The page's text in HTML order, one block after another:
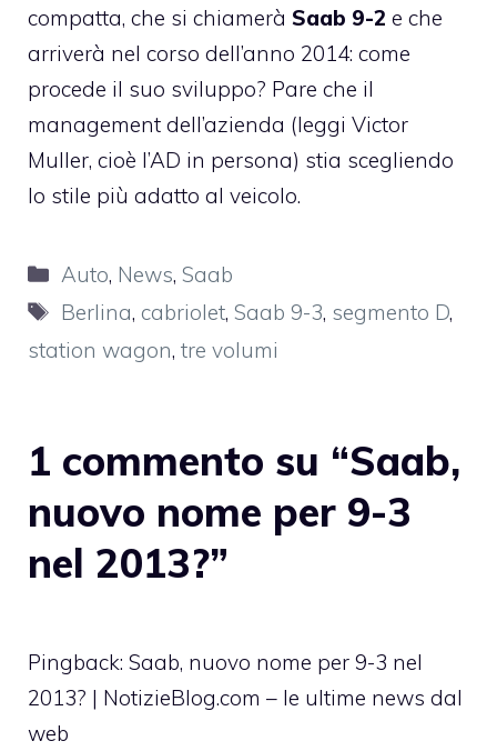
compatta, che si chiamerà Saab 9-2 e che
arriverà nel corso dell’anno 2014: come
procede il suo sviluppo? Pare che il
management dell’azienda (leggi Victor
Muller, cioè l’AD in persona) stia scegliendo
lo stile più adatto al veicolo.
Categorie
Auto, News,Saab
Tag
Berlina, cabriolet,Saab 9-3, segmento D,
station wagon, tre volumi
1 commento su “Saab,
nuovo nome per 9-3
nel 2013?”
Pingback: Saab, nuovo nome per 9-3 nel
2013? | NotizieBlog.com – le ultime news dal
web